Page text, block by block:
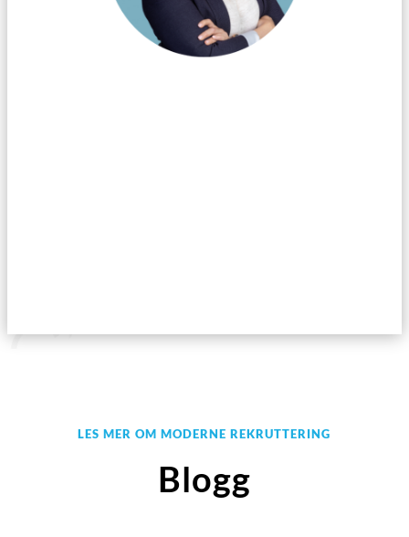
LES MER OM MODERNE REKRUTTERING
Blogg